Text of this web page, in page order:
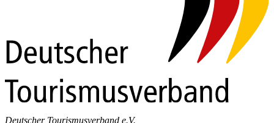
Deutscher Tourismusverband e.V.